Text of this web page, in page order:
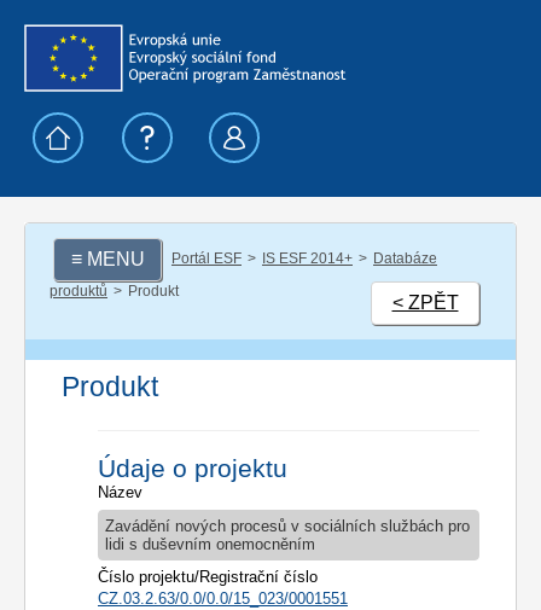
≡ MENU Portál ESF IS ESF 2014+
Databáze
produktů
Produkt
< ZPĚT
Produkt
Údaje o projektu
Název
Zavádění nových procesů v sociálních službách pro
lidi s duševním onemocněním
Číslo projektu/Registrační číslo
CZ.03.2.63/0.0/0.0/15_023/0001551